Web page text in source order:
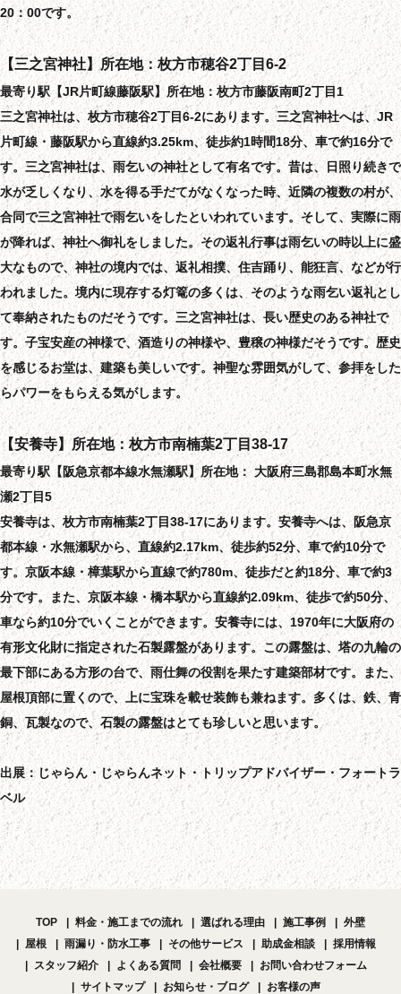
20：00です。
【三之宮神社】所在地：枚方市穂谷2丁目6-2
最寄り駅【JR片町線藤阪駅】所在地：枚方市藤阪南町2丁目1
三之宮神社は、枚方市穂谷2丁目6-2にあります。三之宮神社へは、JR
片町線・藤阪駅から直線約3.25km、徒歩約1時間18分、車で約16分で
す。三之宮神社は、雨乞いの神社として有名です。昔は、日照り続きで
水が乏しくなり、水を得る手だてがなくなった時、近隣の複数の村が、
合同で三之宮神社で雨乞いをしたといわれています。そして、実際に雨
が降れば、神社へ御礼をしました。その返礼行事は雨乞いの時以上に盛
大なもので、神社の境内では、返礼相撲、住吉踊り、能狂言、などが行
われました。境内に現存する灯篭の多くは、そのような雨乞い返礼とし
て奉納されたものだそうです。三之宮神社は、長い歴史のある神社で
す。子宝安産の神様で、酒造りの神様や、豊穣の神様だそうです。歴史
を感じるお堂は、建築も美しいです。神聖な雰囲気がして、参拝をした
らパワーをもらえる気がします。
【安養寺】所在地：枚方市南楠葉2丁目38-17
最寄り駅【阪急京都本線水無瀬駅】所在地： 大阪府三島郡島本町水無
瀬2丁目5
安養寺は、枚方市南楠葉2丁目38-17にあります。安養寺へは、阪急京
都本線・水無瀬駅から、直線約2.17km、徒歩約52分、車で約10分で
す。京阪本線・樟葉駅から直線で約780m、徒歩だと約18分、車で約3
分です。また、京阪本線・橋本駅から直線約2.09km、徒歩で約50分、
車なら約10分でいくことができます。安養寺には、1970年に大阪府の
有形文化財に指定された石製露盤があります。この露盤は、塔の九輪の
最下部にある方形の台で、雨仕舞の役割を果たす建築部材です。また、
屋根頂部に置くので、上に宝珠を載せ装飾も兼ねます。多くは、鉄、青
銅、瓦製なので、石製の露盤はとても珍しいと思います。
出展：じゃらん・じゃらんネット・トリップアドバイザー・フォートラ
ベル
TOP 料金・施工までの流れ 選ばれる理由 施工事例
外壁
屋根
雨漏り・防水工事 その他サービス 助成金相談
採用情報
スタッフ紹介
よくある質問 会社概要
お問い合わせフォーム
サイトマップ
お知らせ・ブログ お客様の声